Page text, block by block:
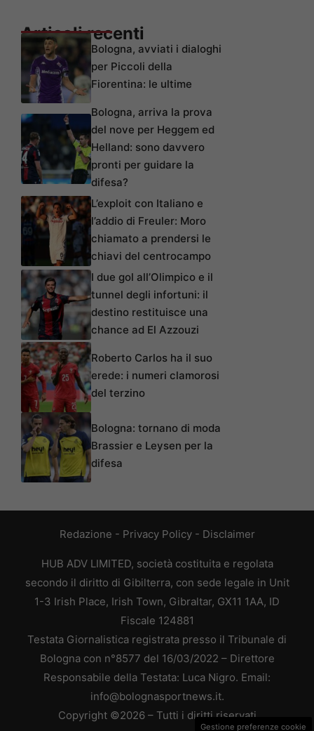
Articoli recenti
Bologna, avviati i dialoghi
per Piccoli della
Fiorentina: le ultime
Bologna, arriva la prova
del nove per Heggem ed
Helland: sono davvero
pronti per guidare la
difesa?
L’exploit con Italiano e
l’addio di Freuler: Moro
chiamato a prendersi le
chiavi del centrocampo
I due gol all’Olimpico e il
tunnel degli infortuni: il
destino restituisce una
chance ad El Azzouzi
Roberto Carlos ha il suo
erede: i numeri clamorosi
del terzino
Bologna: tornano di moda
Brassier e Leysen per la
difesa
Redazione - Privacy Policy- Disclaimer
HUB ADV LIMITED, società costituita e regolata
secondo il diritto di Gibilterra, con sede legale in Unit
1-3 Irish Place, Irish Town, Gibraltar, GX11 1AA, ID
Fiscale 124881
Testata Giornalistica registrata presso il Tribunale di
Bologna con n°8577 del 16/03/2022 – Direttore
Responsabile della Testata: Luca Nigro. Email:
info@bolognasportnews.it.
Copyright ©2026 – Tutti i diritti riservati
Gestione preferenze cookie